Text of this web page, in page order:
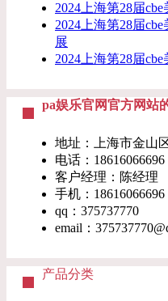
2024上海第28届
2024上海第28届
展
2024上海第28届
pa娱乐官网官方网站
地址：上海市金山
电话：18616066696
客户经理：陈经理
手机：18616066696
qq：375737770
email：
产品分类